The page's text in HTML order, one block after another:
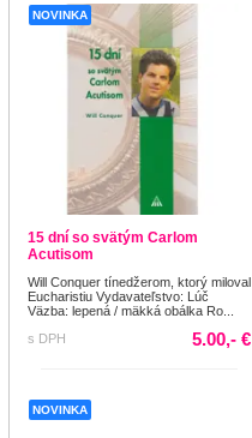
NOVINKA
15 dní so svätým Carlom
Acutisom
Will Conquer tínedžerom, ktorý miloval
Eucharistiu Vydavateľstvo: Lúč
Väzba: lepená / mäkká obálka Ro...
s DPH
5.00,- €
NOVINKA